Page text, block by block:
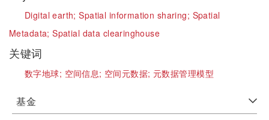
Digital earth;Spatial information sharing; Spatial
Metadata;Spatial data clearinghouse
关键词
数字地球; 空间信息; 空间元数据; 元数据管理模型
基金